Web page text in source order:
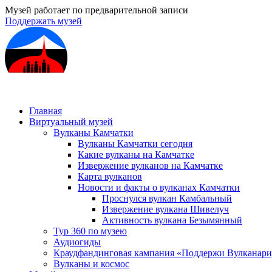
Музей работает по предварительной записи
Поддержать музей
Главная
Виртуальный музей
Вулканы Камчатки
Вулканы Камчатки сегодня
Какие вулканы на Камчатке
Извержение вулканов на Камчатке
Карта вулканов
Новости и факты о вулканах Камчатки
Проснулся вулкан Камбальный
Извержение вулкана Шивелуч
Активность вулкана Безымянный
Тур 360 по музею
Аудиогиды
Краудфандинговая кампания «Поддержи
Вулканы и космос